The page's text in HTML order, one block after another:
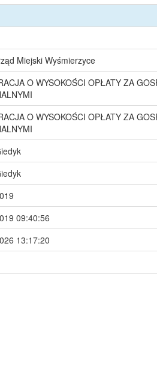
Miejski Wyśmierzyce
O WYSOKOŚCI OPŁATY ZA
O WYSOKOŚCI OPŁATY ZA
09:40:56
13:17:20